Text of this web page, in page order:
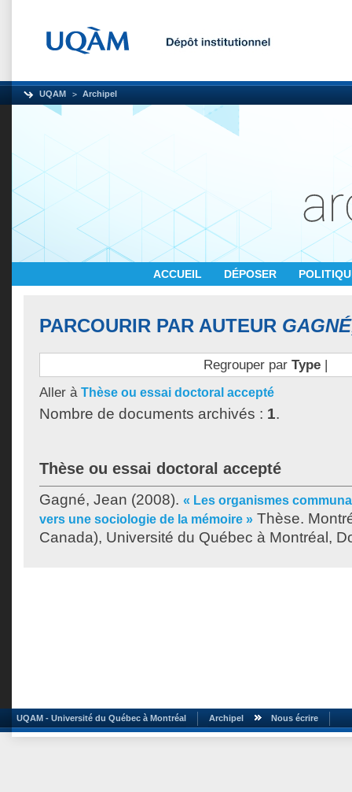
UQAM Archipel
ACCUEIL DÉPOSER
PARCOURIR PAR AUTEUR
Regrouper par Type|
Aller à Thèse ou essai doctoral accepté
Nombre de documents archivés : 1.
Thèse ou essai doctoral accepté
Gagné, Jean (2008). « Les organismes
vers une sociologie de la mémoire » Thèse.
Canada), Université du Québec à Montréal,
UQAM - Université du Québec à Montréal Archipel Nous écrire